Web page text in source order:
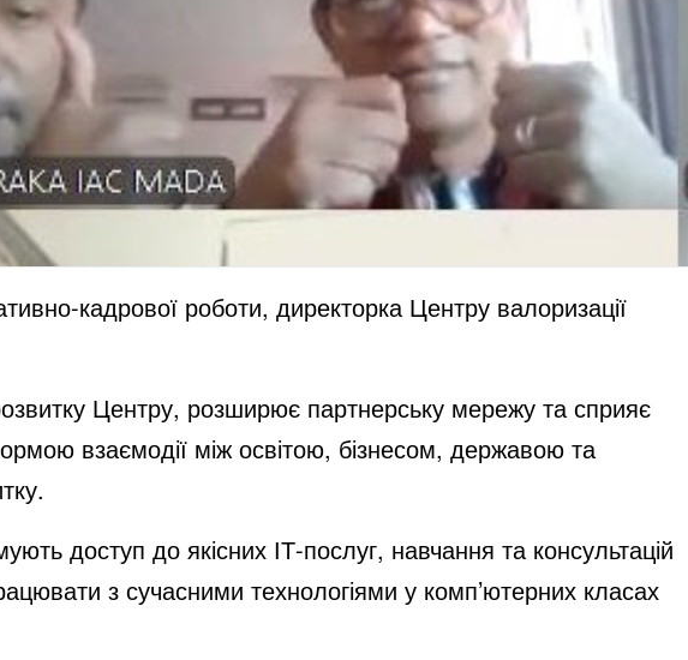
кадрової роботи, директорка Центру валоризації
Центру, розширює партнерську мережу та сприяє
взаємодії між освітою, бізнесом, державою та
доступ до якісних ІТ-послуг, навчання та консультацій
з сучасними технологіями у комп’ютерних класах